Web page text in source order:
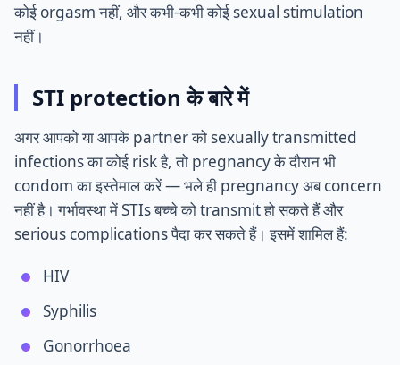
कोई orgasm नहीं, और कभी-कभी कोई sexual stimulation
नहीं।
STI protection के बारे में
अगर आपको या आपके partner को sexually transmitted
infections का कोई risk है, तो pregnancy के दौरान भी
condom का इस्तेमाल करें — भले ही pregnancy अब concern
नहीं है। गर्भावस्था में STIs बच्चे को transmit हो सकते हैं और
serious complications पैदा कर सकते हैं। इसमें शामिल हैं:
HIV
Syphilis
Gonorrhoea